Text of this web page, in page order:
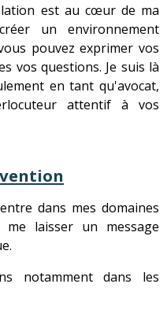
est au cœur de ma
un environnement
pouvez exprimer vos
vos questions. Je suis là
en tant qu'avocat,
attentif à vos
dans mes domaines
laisser un message
notamment dans les